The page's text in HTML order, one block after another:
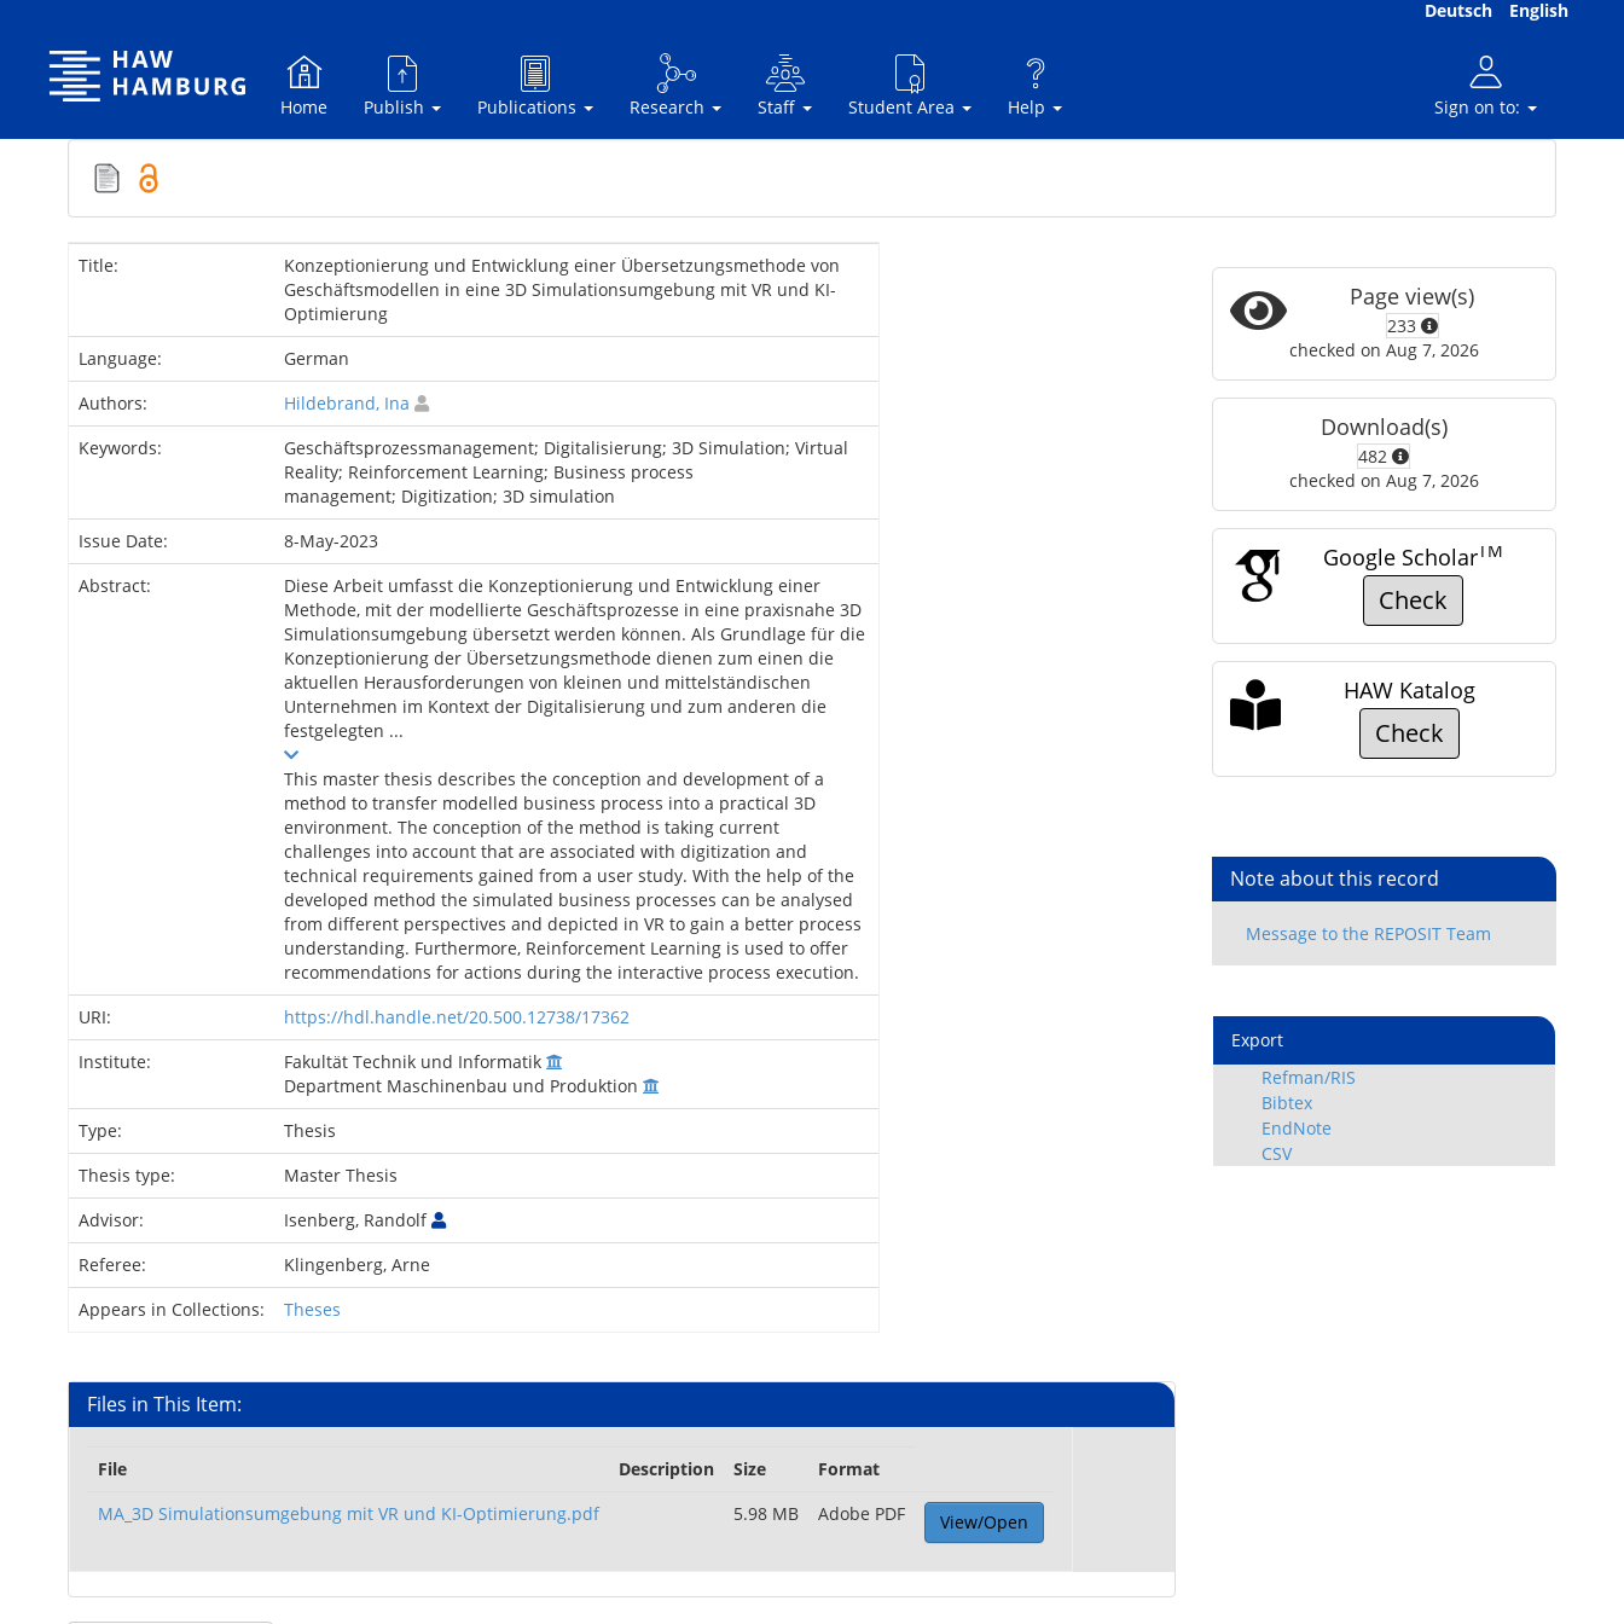
Deutsch English
Home Publish Publications Research Staff Student Area Help Sign on to:
Title:
Konzeptionierung und Entwicklung einer Übersetzungsmethode von
Geschäftsmodellen in eine 3D Simulationsumgebung mit VR und KI-
Optimierung
Language:
German
Authors:
Hildebrand, Ina
Keywords:
Geschäftsprozessmanagement; Digitalisierung; 3D Simulation; Virtual
Reality; Reinforcement Learning; Business process
management; Digitization; 3D simulation
Issue Date:
8-May-2023
Abstract:
Diese Arbeit umfasst die Konzeptionierung und Entwicklung einer
Methode, mit der modellierte Geschäftsprozesse in eine praxisnahe 3D
Simulationsumgebung übersetzt werden können. Als Grundlage für die
Konzeptionierung der Übersetzungsmethode dienen zum einen die
aktuellen Herausforderungen von kleinen und mittelständischen
Unternehmen im Kontext der Digitalisierung und zum anderen die
festgelegten ...
This master thesis describes the conception and development of a
method to transfer modelled business process into a practical 3D
environment. The conception of the method is taking current
challenges into account that are associated with digitization and
technical requirements gained from a user study. With the help of the
developed method the simulated business processes can be analysed
from different perspectives and depicted in VR to gain a better process
understanding. Furthermore, Reinforcement Learning is used to offer
recommendations for actions during the interactive process execution.
URI:
https://hdl.handle.net/20.500.12738/17362
Institute:
Fakultät Technik und Informatik
Department Maschinenbau und Produktion
Type:
Thesis
Thesis type:
Master Thesis
Advisor:
Isenberg, Randolf
Referee:
Klingenberg, Arne
Appears in Collections:
Theses
Files in This Item:
File Description Size
Format
MA_3D Simulationsumgebung mit VR und KI-Optimierung.pdf
5.98 MB Adobe PDF View/Open
Page view(s)
233
checked on Aug 7, 2026
Download(s)
482
checked on Aug 7, 2026
Google ScholarTM
Check
HAW Katalog
Check
Note about this record
Export
Refman/RIS
Bibtex
EndNote
CSV